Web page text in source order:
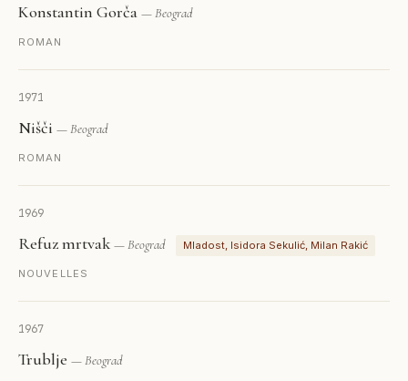
Konstantin Gorča — Beograd
ROMAN
1971
Nišči — Beograd
ROMAN
1969
Refuz mrtvak — Beograd Mladost, Isidora Sekulić, Milan Rakić
NOUVELLES
1967
Trublje — Beograd